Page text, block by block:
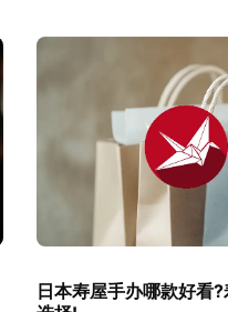
日本寿屋手办哪款好看